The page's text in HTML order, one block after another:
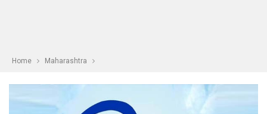
Home Maharashtra